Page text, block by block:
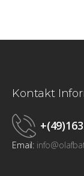
Kontakt
Email: